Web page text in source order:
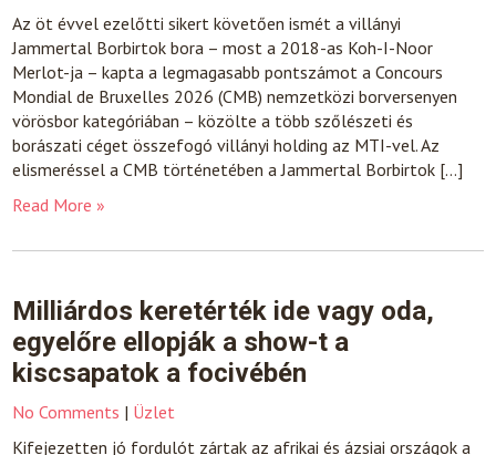
Az öt évvel ezelőtti sikert követően ismét a villányi
Jammertal Borbirtok bora – most a 2018-as Koh-I-Noor
Merlot-ja – kapta a legmagasabb pontszámot a Concours
Mondial de Bruxelles 2026 (CMB) nemzetközi borversenyen
vörösbor kategóriában – közölte a több szőlészeti és
borászati céget összefogó villányi holding az MTI-vel. Az
elismeréssel a CMB történetében a Jammertal Borbirtok […]
Read More »
Milliárdos keretérték ide vagy oda,
egyelőre ellopják a show-t a
kiscsapatok a focivébén
No Comments | Üzlet
Kifejezetten jó fordulót zártak az afrikai és ázsiai országok a